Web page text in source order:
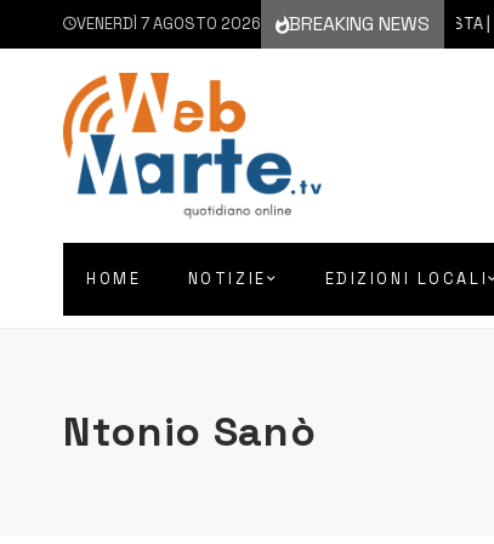
VENERDÌ 7 AGOSTO 2026 BREAKING NEWS
7 AGOSTO 2026 AUGUSTA | IL
HOME NOTIZIE EDIZIONI LOCALI
Ntonio Sanò